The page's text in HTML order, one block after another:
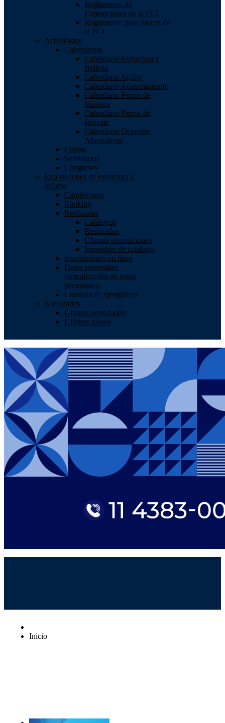
Reglamento de
Exposiciones de la FCI
Reglamento para Jueces de
la FCI
Actividades
Calendarios
Calendario Estructura y
Belleza
Calendario Agility
Calendario Adiestramiento
Calendario Perros de
Muestra
Calendario Perros de
Rescate
Calendario Deportes
Alternativos
Cursos
Seminarios
Congresos
Exposiciones de estructura y
belleza
Campeonato
Ranking
Realizadas
Catálogos
Resultados
Últimas exposiciones
Impresión de catálogo
Inscripciones en línea
Datos personales
(actualización de datos
personales)
Consulta de ejemplares
Novedades
Últimas novedades
Últimos avisos
Inicio